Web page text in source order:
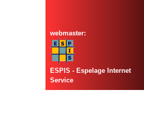
webmaster:
ESPIS - Espelage Internet
Service